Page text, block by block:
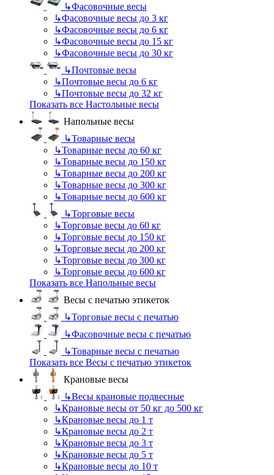
↳Фасовочные весы
↳Фасовочные весы до 3 кг
↳Фасовочные весы до 6 кг
↳Фасовочные весы до 15 кг
↳Фасовочные весы до 30 кг
↳Почтовые весы
↳Почтовые весы до 6 кг
↳Почтовые весы до 32 кг
Показать все Настольные весы
Напольные весы
↳Товарные весы
↳Товарные весы до 60 кг
↳Товарные весы до 150 кг
↳Товарные весы до 200 кг
↳Товарные весы до 300 кг
↳Товарные весы до 600 кг
↳Торговые весы
↳Торговые весы до 60 кг
↳Торговые весы до 150 кг
↳Торговые весы до 200 кг
↳Торговые весы до 300 кг
↳Торговые весы до 600 кг
Показать все Напольные весы
Весы с печатью этикеток
↳Торговые весы с печатью
↳Фасовочные весы с печатью
↳Товарные весы с печатью
Показать все Весы с печатью этикеток
Крановые весы
↳Весы крановые подвесные
↳Крановые весы от 50 кг до 500 кг
↳Крановые весы до 1 т
↳Крановые весы до 2 т
↳Крановые весы до 3 т
↳Крановые весы до 5 т
↳Крановые весы до 10 т